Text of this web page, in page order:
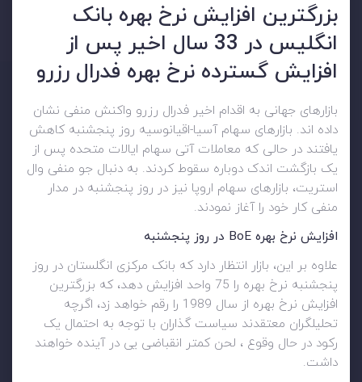
بزرگترین افزایش نرخ بهره بانک
انگلیس در 33 سال اخیر پس از
افزایش گسترده نرخ بهره فدرال رزرو
بازارهای جهانی به اقدام اخیر فدرال رزرو واکنش منفی نشان
داده اند. بازارهای سهام آسیا-اقیانوسیه روز پنجشنبه کاهش
یافتند در حالی که معاملات آتی سهام ایالات متحده پس از
یک بازگشت اندک دوباره سقوط کردند. به دنبال جو منفی وال
استریت، بازارهای سهام اروپا نیز در روز پنجشنبه در مدار
منفی کار خود را آغاز نمودند.
افزایش نرخ بهره
در روز پنجشنبه
علاوه بر این، بازار انتظار دارد که بانک مرکزی انگلستان در روز
پنجشنبه نرخ بهره را 75 واحد افزایش دهد، که بزرگترین
افزایش نرخ بهره از سال 1989 را رقم خواهد زد، اگرچه
تحلیلگران معتقدند سیاست گذاران با توجه به احتمال یک
رکود در حال وقوع ، لحن کمتر انقباضی یی در آینده خواهند
داشت.